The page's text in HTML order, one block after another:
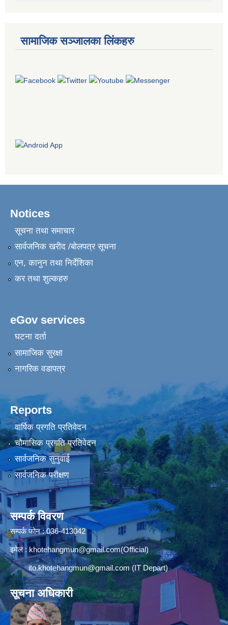
सामाजिक सञ्जालका लिंकहरु
Notices
सूचना तथा समाचार
सार्वजनिक खरीद /बोलपत्र सूचना
एन, कानुन तथा निर्देशिका
कर तथा शुल्कहरु
eGov services
घटना दर्ता
सामाजिक सुरक्षा
नागरिक वडापत्र
Reports
वार्षिक प्रगति प्रतिवेदन
चौमासिक प्रगति प्रतिवेदन
सार्वजनिक सुनुवाई
सार्वजनिक परीक्षण
सम्पर्क विवरण
सम्पर्क फोन : 036-413042
इमेल :khotehangmun@gmail.com(Official)
ito.khotehangmun@gmail.com(IT Depart)
सूचना अधिकारी